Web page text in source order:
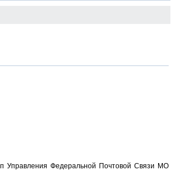
Управления Федеральной Почтовой Связи МО